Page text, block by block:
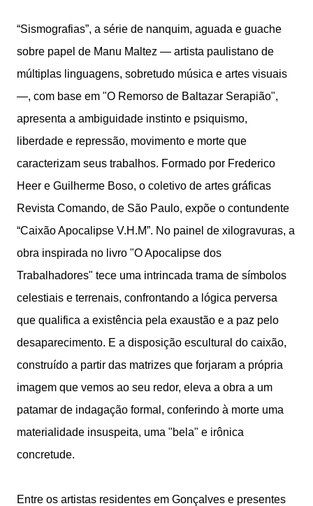
“Sismografias”, a série de nanquim, aguada e guache
sobre papel de Manu Maltez — artista paulistano de
múltiplas linguagens, sobretudo música e artes visuais
—, com base em "O Remorso de Baltazar Serapião",
apresenta a ambiguidade instinto e psiquismo,
liberdade e repressão, movimento e morte que
caracterizam seus trabalhos. Formado por Frederico
Heer e Guilherme Boso, o coletivo de artes gráficas
Revista Comando, de São Paulo, expõe o contundente
“Caixão Apocalipse V.H.M”. No painel de xilogravuras, a
obra inspirada no livro "O Apocalipse dos
Trabalhadores" tece uma intrincada trama de símbolos
celestiais e terrenais, confrontando a lógica perversa
que qualifica a existência pela exaustão e a paz pelo
desaparecimento. E a disposição escultural do caixão,
construído a partir das matrizes que forjaram a própria
imagem que vemos ao seu redor, eleva a obra a um
patamar de indagação formal, conferindo à morte uma
materialidade insuspeita, uma "bela" e irônica
concretude.
Entre os artistas residentes em Gonçalves e presentes